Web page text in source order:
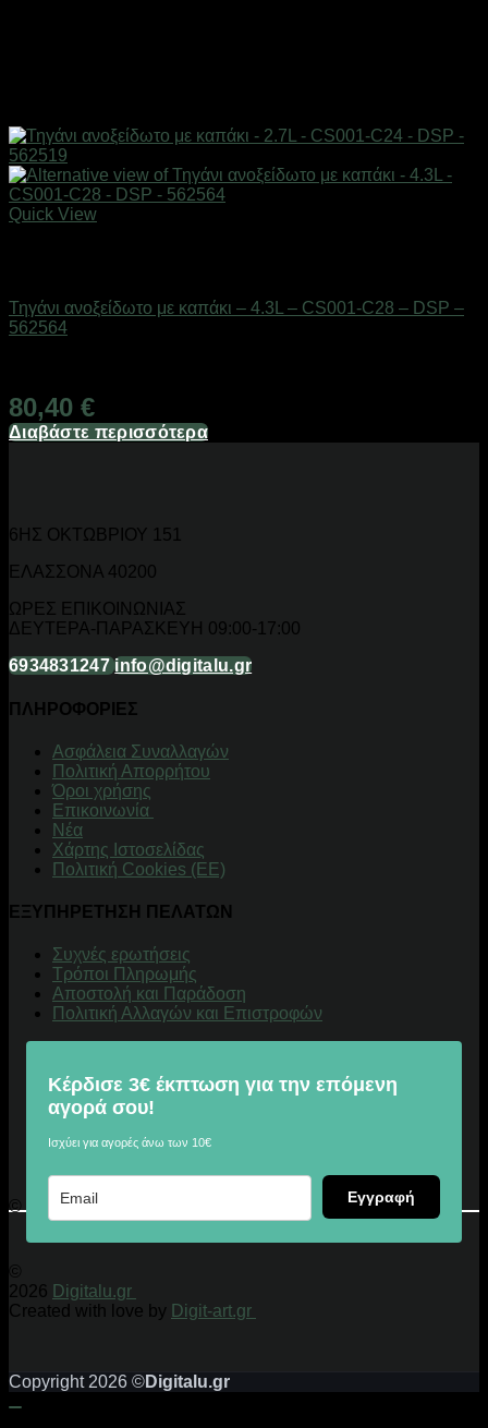
Quick View
Τηγάνι ανοξείδωτο με καπάκι – 4.3L – CS001-C28 – DSP –
562564
80,40 €
Διαβάστε περισσότερα
6ΗΣ ΟΚΤΩΒΡΙΟΥ 151
ΕΛΑΣΣΟΝΑ 40200
ΩΡΕΣ ΕΠΙΚΟΙΝΩΝΙΑΣ
ΔΕΥΤΕΡΑ-ΠΑΡΑΣΚΕΥΗ 09:00-17:00
6934831247 info@digitalu.gr
ΠΛΗΡΟΦΟΡΙΕΣ
Aσφάλεια Συναλλαγών
Πολιτική Απορρήτου
Όροι χρήσης
Επικοινωνία
Νέα
Χάρτης Ιστοσελίδας
Πολιτική Cookies (ΕΕ)
ΕΞΥΠΗΡΕΤΗΣΗ ΠΕΛΑΤΩΝ
Συχνές ερωτήσεις
Τρόποι Πληρωμής
Αποστολή και Παράδοση
Πολιτική Αλλαγών και Επιστροφών
Κέρδισε 3€ έκπτωση για την επόμενη
αγορά σου!
Ισχύει για αγορές άνω των 10€
Εγγραφή
© 2026 Digitalu.gr
©
2026 Digitalu.gr
Created with love by Digit-art.gr
Copyright 2026 ©Digitalu.gr